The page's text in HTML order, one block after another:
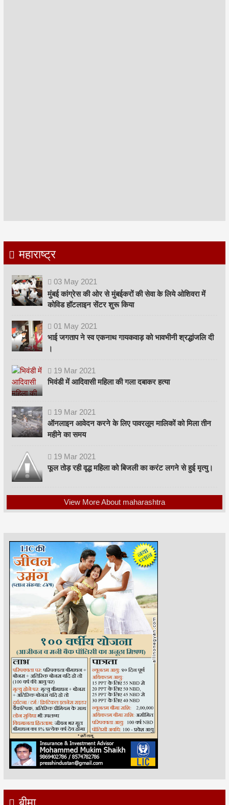
महाराष्ट्र
03 May 2021
मुंबई कांग्रेस की ओर से मुंबईकरों की सेवा के लिये ओशिवरा में
कोविड हॉटलाइन सेंटर शुरू किया
01 May 2021
भाई जगताप ने स्व एकनाथ गायकवाड़ को भावभीनी श्रद्धांजलि दी
।
19 Mar 2021
भिवंडी में आदिवासी महिला की गला दबाकर हत्या
19 Mar 2021
ऑनलाइन आवेदन करने के लिए पावरलूम मालिकों को मिला तीन
महीने का समय
19 Mar 2021
फूल तोड़ रही वृद्ध महिला को बिजली का करंट लगने से हुई मृत्यु।
View More About maharashtra
बीमा